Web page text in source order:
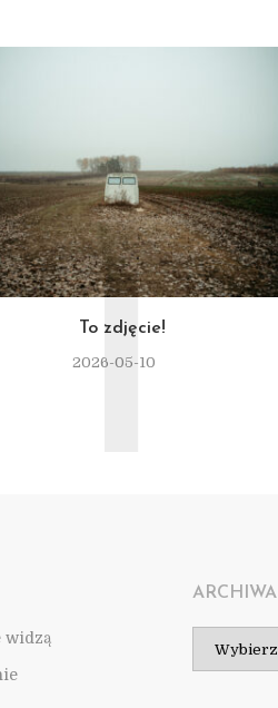
To zdjęcie!
2026-05-10
T
widzą
ARCHIWA
Archiwa